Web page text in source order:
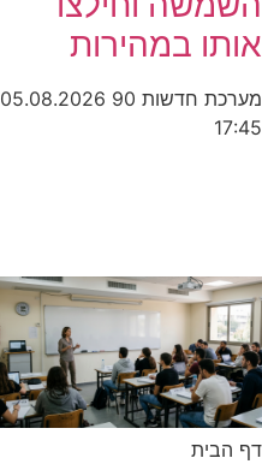
אותו במהירות
מערכת חדשות 90
05.08.2026
17:45
דף הבית